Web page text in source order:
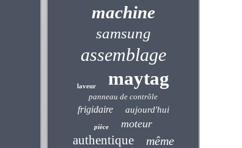
machine
samsung
assemblage
laveur maytag
panneau de contrôle
frigidaire aujourd'hui
pièce moteur
authentique même